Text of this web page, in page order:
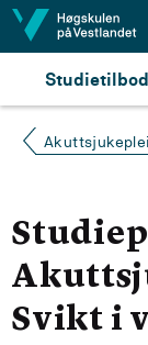
Hopp til innhald
Studietilbod
Svikt i